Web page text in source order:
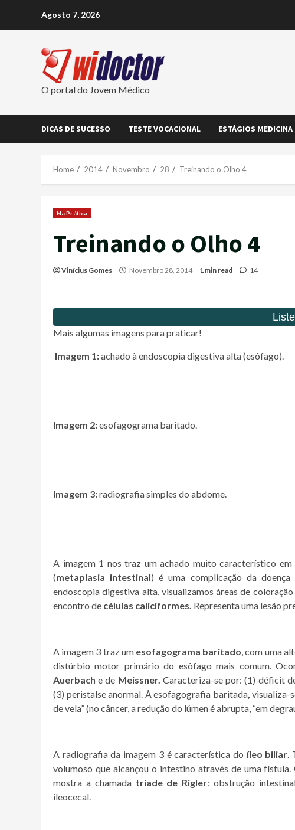
Agosto 7, 2026
O portal do Jovem Médico
DICAS DE SUCESSO TESTE VOCACIONAL ESTÁGIOS MEDICINA
Home 2014 Novembro 28 Treinando o Olho 4
Na Prática
Treinando o Olho 4
Vinícius Gomes Novembro 28, 2014 1 min read 14
Mais algumas imagens para praticar!
Imagem 1:achado à endoscopia digestiva alta (esôfago).
Imagem 2:esofagograma baritado.
Imagem 3:radiografia simples do abdome.
A imagem 1 nos traz um achado muito característico
(metaplasia intestinal) é uma complicação da
endoscopia digestiva alta, visualizamos áreas de
encontro de células caliciformes. Representa uma lesão
A imagem 3 traz um esofagograma baritado, com uma
distúrbio motor primário do esôfago mais comum.
Auerbach e de Meissner. Caracteriza-se por: (1) déficit
(3) peristalse anormal. À esofagografia baritada,visualiza-
de vela” (no câncer, a redução do lúmen é abrupta, “em
A radiografia da imagem 3 é característica do íleo biliar.
volumoso que alcançou o intestino através de uma
mostra a chamada tríade de Rigler: obstrução
ileocecal.